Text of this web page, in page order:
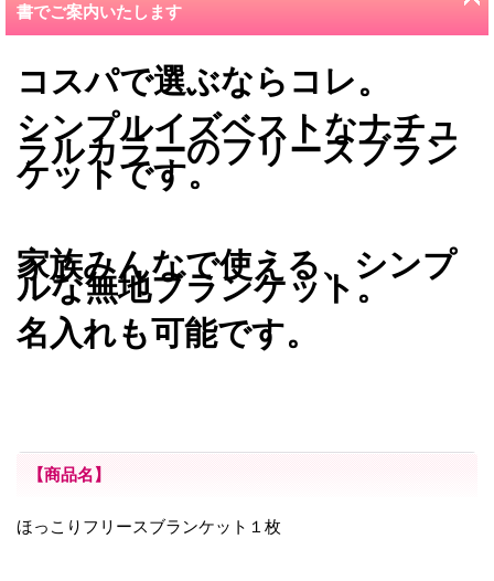
書でご案内いたします
コスパで選ぶならコレ。
シンプルイズベストなナチュ
ラルカラーのフリースブラン
ケットです。
家族みんなで使える、シンプ
ルな無地ブランケット。
名入れも可能です。
【商品名】
ほっこりフリースブランケット１枚